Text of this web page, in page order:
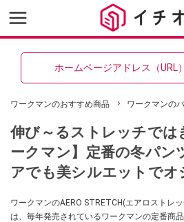
ホームページアドレス（URL
ワークマンのおすすめ商品 ワークマンの
伸び～るストレッチでは
ークマン】定番の冬パン
アでも美シルエットでオ
ワークマンのAERO STRETCH(エアロストレ
は、毎年発売されているワークマンの定番商